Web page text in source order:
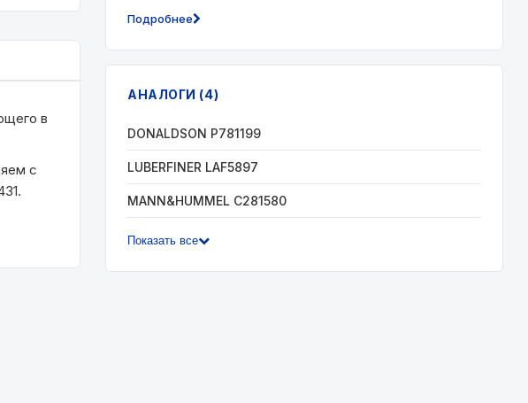
в
с
Подробнее
АНАЛОГИ (4)
DONALDSON P781199
LUBERFINER LAF5897
MANN&HUMMEL C281580
Показать все